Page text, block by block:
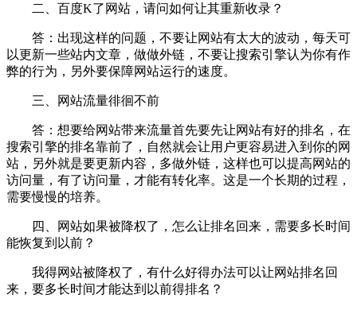
二、百度K了网站，请问如何让其重新收录？
答：出现这样的问题，不要让网站有太大的波动，每天可
以更新一些站内文章，做做外链，不要让搜索引擎认为你有作
弊的行为，另外要保障网站运行的速度。
三、网站流量徘徊不前
答：想要给网站带来流量首先要先让网站有好的排名，在
搜索引擎的排名靠前了，自然就会让用户更容易进入到你的网
站，另外就是要更新内容，多做外链，这样也可以提高网站的
访问量，有了访问量，才能有转化率。这是一个长期的过程，
需要慢慢的培养。
四、网站如果被降权了，怎么让排名回来，需要多长时间
能恢复到以前？
我得网站被降权了，有什么好得办法可以让网站排名回
来，要多长时间才能达到以前得排名？